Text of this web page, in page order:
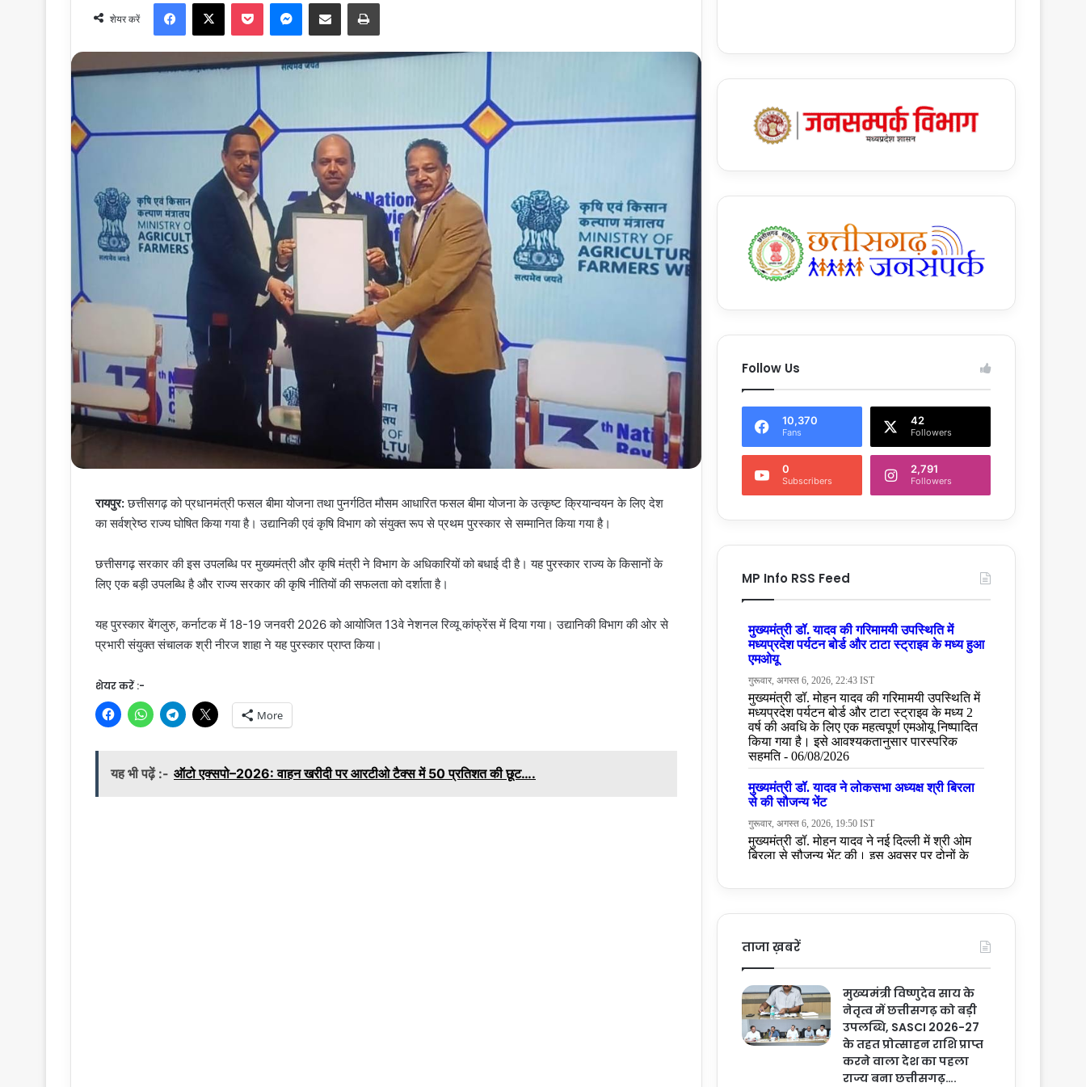
शेयर करें
रायपुर:छत्तीसगढ़ को प्रधानमंत्री फसल बीमा योजना तथा पुनर्गठित मौसम आधारित फसल बीमा योजना के उत्कृष्ट क्रियान्वयन के लिए देश
का सर्वश्रेष्ठ राज्य घोषित किया गया है। उद्यानिकी एवं कृषि विभाग को संयुक्त रूप से प्रथम पुरस्कार से सम्मानित किया गया है।
छत्तीसगढ़ सरकार की इस उपलब्धि पर मुख्यमंत्री और कृषि मंत्री ने विभाग के अधिकारियों को बधाई दी है। यह पुरस्कार राज्य के किसानों के
लिए एक बड़ी उपलब्धि है और राज्य सरकार की कृषि नीतियों की सफलता को दर्शाता है।
यह पुरस्कार बेंगलुरु, कर्नाटक में 18-19 जनवरी 2026 को आयोजित 13वे नेशनल रिव्यू कांफ्रेंस में दिया गया। उद्यानिकी विभाग की ओर से
प्रभारी संयुक्त संचालक श्री नीरज शाहा ने यह पुरस्कार प्राप्त किया।
शेयर करें :-
More
यह भी पढ़ें :- ऑटो एक्सपो–2026: वाहन खरीदी पर आरटीओ टैक्स में 50 प्रतिशत की छूट….
Follow Us
10,370
Fans
42
Followers
0
Subscribers
2,791
Followers
MP Info RSS Feed
ताजा ख़बरें
मुख्यमंत्री विष्णुदेव साय के
नेतृत्व में छत्तीसगढ़ को बड़ी
उपलब्धि, SASCI 2026-27
के तहत प्रोत्साहन राशि प्राप्त
करने वाला देश का पहला
राज्य बना छत्तीसगढ़….